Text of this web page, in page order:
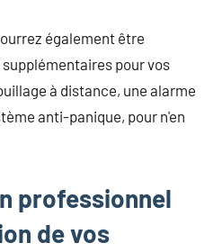
également être
pour vos
à distance, une alarme
anti-panique, pour n'en
professionnel
de vos